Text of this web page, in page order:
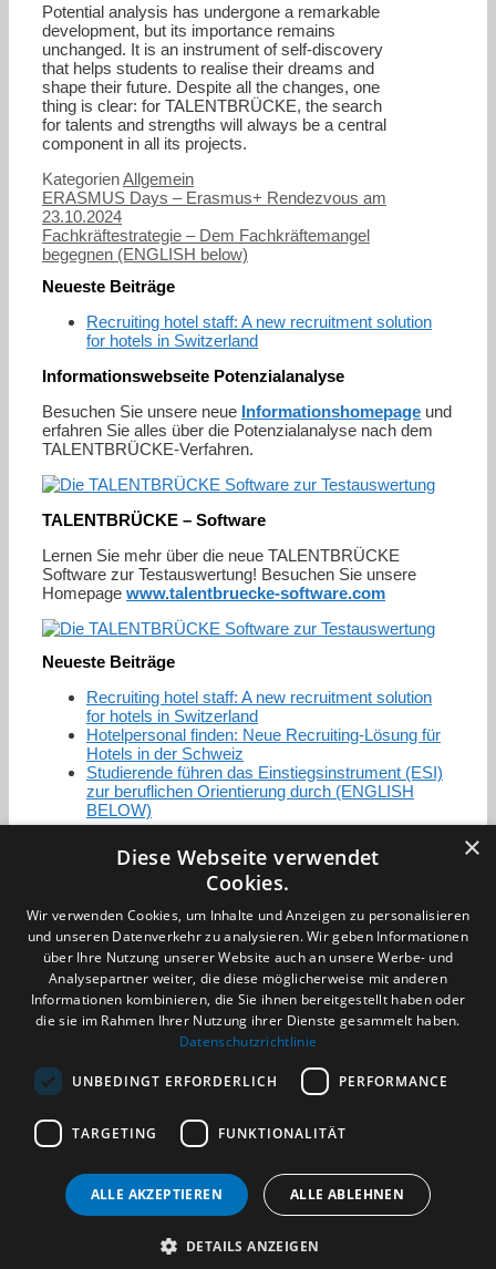
Potential analysis has undergone a remarkable
development, but its importance remains
unchanged. It is an instrument of self-discovery
that helps students to realise their dreams and
shape their future. Despite all the changes, one
thing is clear: for TALENTBRÜCKE, the search
for talents and strengths will always be a central
component in all its projects.
KategorienAllgemein
ERASMUS Days – Erasmus+ Rendezvous am
23.10.2024
Fachkräftestrategie – Dem Fachkräftemangel
begegnen (ENGLISH below)
Neueste Beiträge
Recruiting hotel staff: A new recruitment solution
for hotels in Switzerland
Informationswebseite Potenzialanalyse
Besuchen Sie unsere neue Informationshomepage und
erfahren Sie alles über die Potenzialanalyse nach dem
TALENTBRÜCKE-Verfahren.
TALENTBRÜCKE – Software
Lernen Sie mehr über die neue TALENTBRÜCKE
Software zur Testauswertung! Besuchen Sie unsere
Homepage www.talentbruecke-software.com
Neueste Beiträge
Recruiting hotel staff: A new recruitment solution
for hotels in Switzerland
Hotelpersonal finden: Neue Recruiting-Lösung für
Hotels in der Schweiz
Studierende führen das Einstiegsinstrument (ESI)
zur beruflichen Orientierung durch (ENGLISH
BELOW)
Zertifizierung / Mitgliedschaften
Partner im Sport
Impressum
Datenschutzerklärung
AGB
Kontakt und Anfahrt
(c) 2026 TALENTBRÜCKE GmbH & Co. KG
×
Diese Webseite verwendet
Cookies.
Wir verwenden Cookies, um Inhalte und Anzeigen zu personalisieren
und unseren Datenverkehr zu analysieren. Wir geben Informationen
über Ihre Nutzung unserer Website auch an unsere Werbe- und
Analysepartner weiter, die diese möglicherweise mit anderen
Informationen kombinieren, die Sie ihnen bereitgestellt haben oder
die sie im Rahmen Ihrer Nutzung ihrer Dienste gesammelt haben.
Datenschutzrichtlinie
UNBEDINGT ERFORDERLICH PERFORMANCE
TARGETING FUNKTIONALITÄT
ALLE AKZEPTIEREN ALLE ABLEHNEN
DETAILS ANZEIGEN